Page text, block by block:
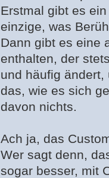
Erstmal gibt es
einzige, was
Dann gibt es eine
enthalten, der
und häufig
das, wie es sich
davon nichts.
Ach ja, das
Wer sagt denn,
sogar besser, mit